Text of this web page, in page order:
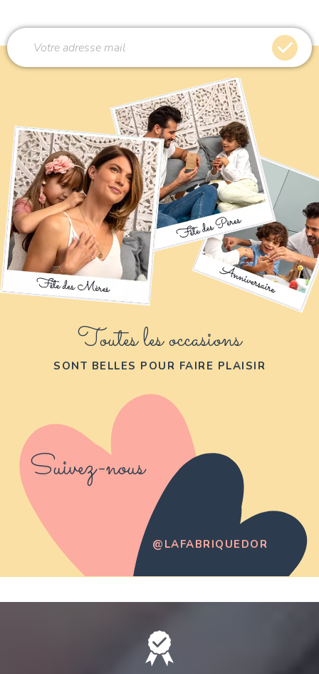
Toutes les occasions
SONT BELLES POUR FAIRE PLAISIR
Suivez-nous
@LAFABRIQUEDOR